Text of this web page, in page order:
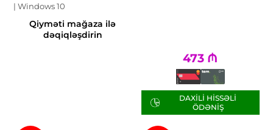
| Windows 10
Qiyməti mağaza ilə
dəqiqləşdirin
473 ₼
DAXILI HISSƏLI
ÖDƏNIŞ